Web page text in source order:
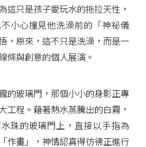
這只是孩子愛玩水的拖拉天性，
小心撞見他洗澡前的「神祕儀
，原來，這不只是洗澡，而是一
條與創意的個人展演。
的玻璃門，那個小小的身影正專
工程。藉著熱水蒸騰出的白霧，
珠的玻璃門上，直接以手指為
作畫」，神情認真得彷彿正進行